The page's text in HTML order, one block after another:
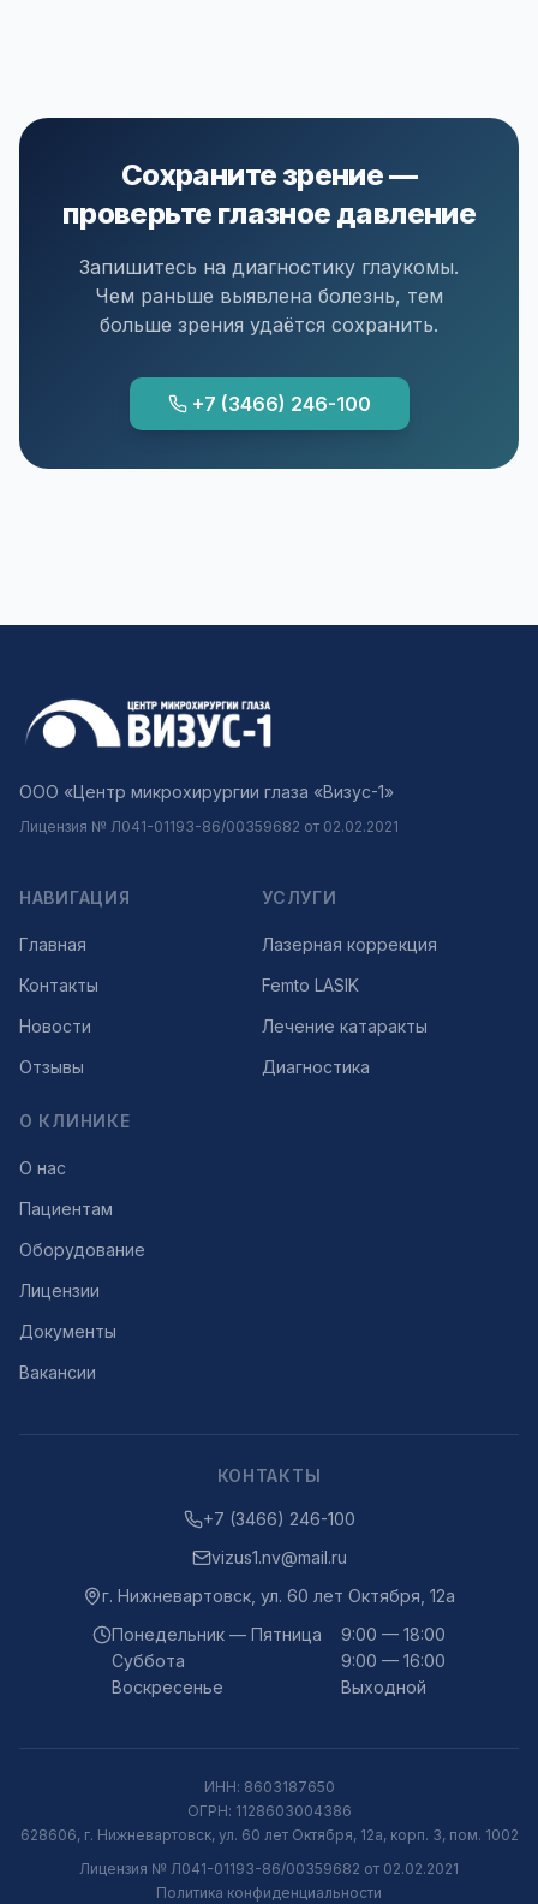
Сохраните зрение —
проверьте глазное давление
Запишитесь на диагностику глаукомы.
Чем раньше выявлена болезнь, тем
больше зрения удаётся сохранить.
+7 (3466) 246-100
ООО «Центр микрохирургии глаза «Визус-1»
Лицензия № Л041-01193-86/00359682 от 02.02.2021
НАВИГАЦИЯ
Главная
Контакты
Новости
Отзывы
УСЛУГИ
Лазерная коррекция
Femto LASIK
Лечение катаракты
Диагностика
О КЛИНИКЕ
О нас
Пациентам
Оборудование
Лицензии
Документы
Вакансии
КОНТАКТЫ
+7 (3466) 246-100
vizus1.nv@mail.ru
г. Нижневартовск ул. 60 лет Октября, 12а
Понедельник — Пятница
9:00 — 18:00
Суббота
9:00 — 16:00
Воскресенье
Выходной
ИНН: 8603187650
ОГРН: 1128603004386
628606, г. Нижневартовск, ул. 60 лет Октября, 12а, корп. 3, пом. 1002
Лицензия № Л041-01193-86/00359682 от 02.02.2021
Политика конфиденциальности